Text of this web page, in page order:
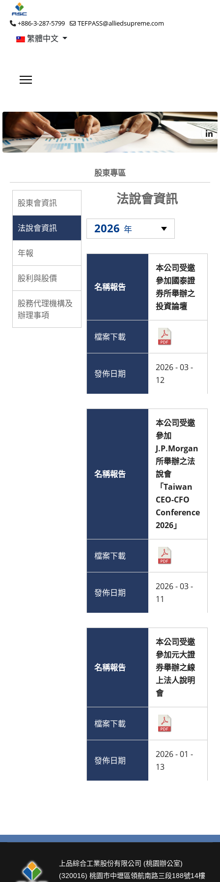
+886-3-287-5799 TEFPASS@alliedsupreme.com
繁體中文
股東專區
股東會資訊
法說會資訊
年報
股利與股價
股務代理機構及
辦理事項
法說會資訊
2026 年
本公司受邀
參加國泰證
券所舉辦之
投資論壇
2026 - 03 -
12
本公司受邀
參加
J.P.Morgan
所舉辦之法
說會
「Taiwan
CEO-CFO
Conference
2026」
2026 - 03 -
11
本公司受邀
參加元大證
券舉辦之線
上法人說明
會
2026 - 01 -
13
上品綜合工業股份有限公司 (桃園辦公室)
(320016) 桃園市中壢區領航南路三段188號14樓